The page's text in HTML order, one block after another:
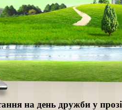
на день дружби у прозі